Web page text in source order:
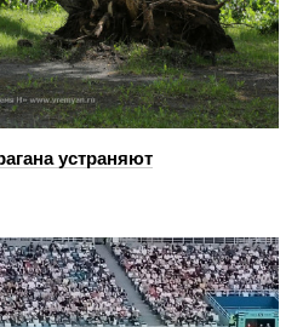
устраняют